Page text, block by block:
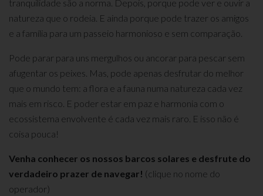
tranquilidade são a norma. Depois, porque pode ver e ouvir a
natureza que o rodeia. E ainda porque pode trazer os amigos
e a família para um passeio harmonioso e sem comparação.
Pode parar para uns mergulhos ou ancorar para pescar sem
afugentar os peixes. Mas, pode apenas desfrutar do melhor
que o mundo tem: a flora e a fauna numa natureza cada vez
mais em risco. E poder estar em paz e harmonia com o
ecossistema envolvente é cada vez mais raro. E isso não é
coisa pouca!
Venha conhecer os nossos barcos solares e desfrute do
verdadeiro prazer de navegar! (clique no nome do
operador)